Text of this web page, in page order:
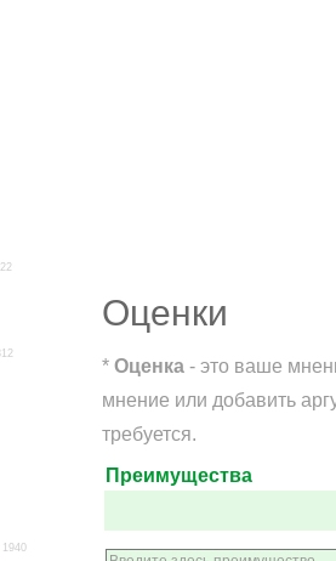
1940
Оценки
* Оценка - это ваше
мнение или добавить
требуется.
Преимущества